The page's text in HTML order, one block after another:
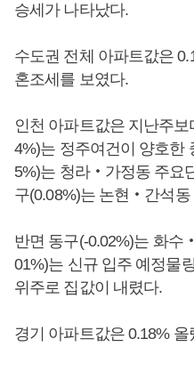
승세가 나타났다.
수도권 전체 아파트값은
혼조세를 보였다.
인천 아파트값은 지난주
4%)는 정주여건이 양호
5%)는 청라‧가정동 주요
구(0.08%)는 논현‧간석동
반면 동구(-0.02%)는 화
01%)는 신규 입주 예정물
위주로 집값이 내렸다.
경기 아파트값은 0.18% 올